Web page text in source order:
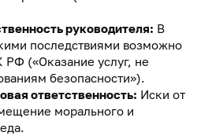
руководителя: В
последствиями возможно
РФ («Оказание услуг, не
безопасности»).
ответственность: Иски от
морального и